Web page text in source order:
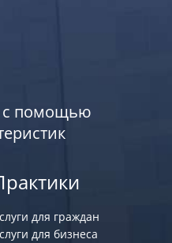
с помощью
для граждан
для бизнеса